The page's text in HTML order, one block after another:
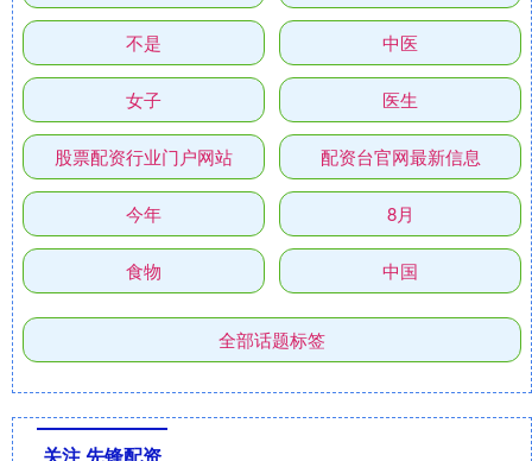
不是 中医
女子 医生
股票配资行业门户网站 配资台官网最新信息
今年 8月
食物 中国
全部话题标签